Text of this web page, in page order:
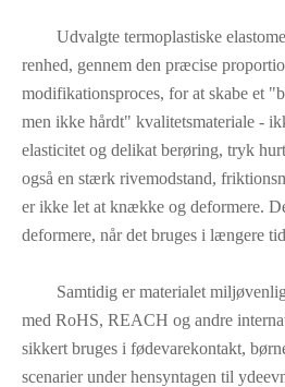
Udvalgte termoplastiske
renhed, gennem den præcise
modifikationsproces, for at skabe et
men ikke hårdt" kvalitetsmateriale -
elasticitet og delikat berøring, tryk
også en stærk rivemodstand,
er ikke let at knække og deformere.
deformere, når det bruges i længere
Samtidig er materialet
med RoHS, REACH og andre
sikkert bruges i fødevarekontakt,
scenarier under hensyntagen til